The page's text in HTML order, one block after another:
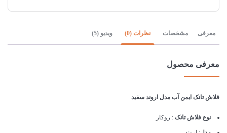
معرفی مشخصات نظرات (0) ویدیو (5)
معرفی محصول
فلاش تانک ایمن آب مدل اروند سفید
نوع فلاش تانک : روکار